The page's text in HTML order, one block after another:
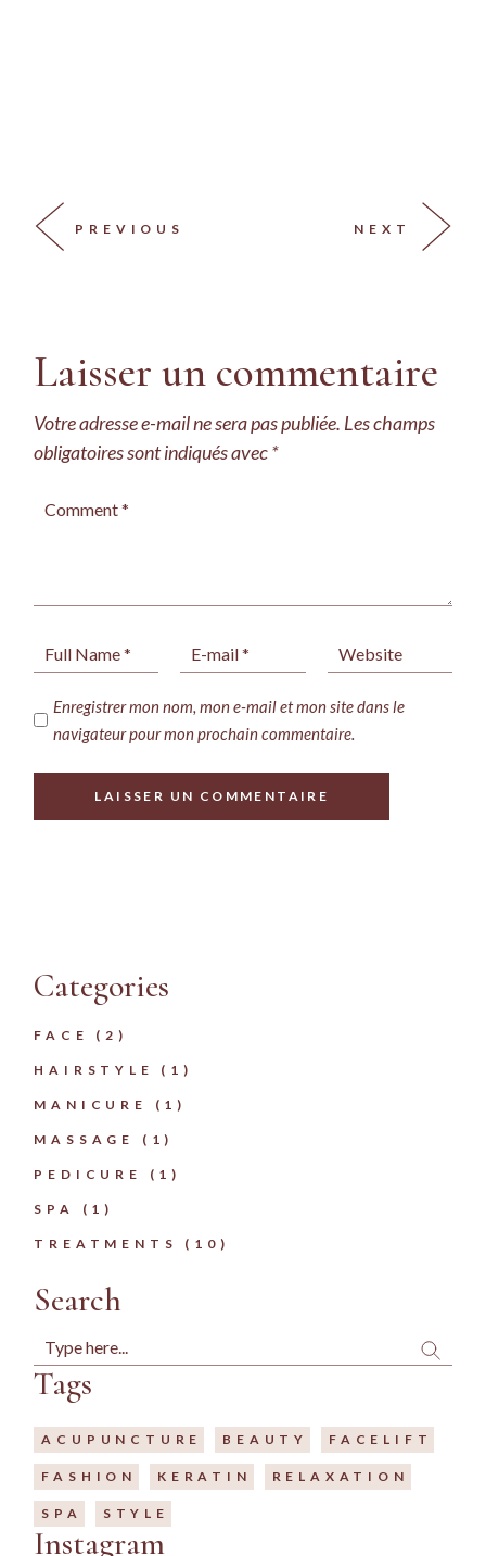
PREVIOUS NEXT
Laisser un commentaire
Votre adresse e-mail ne sera pas publiée. Les champs
obligatoires sont indiqués avec*
Enregistrer mon nom, mon e-mail et mon site dans le
navigateur pour mon prochain commentaire.
LAISSER UN COMMENTAIRE
Categories
FACE (2)
HAIRSTYLE (1)
MANICURE (1)
MASSAGE (1)
PEDICURE (1)
SPA (1)
TREATMENTS (10)
Search
Tags
ACUPUNCTURE BEAUTY FACELIFT
FASHION KERATIN RELAXATION
SPA STYLE
Instagram